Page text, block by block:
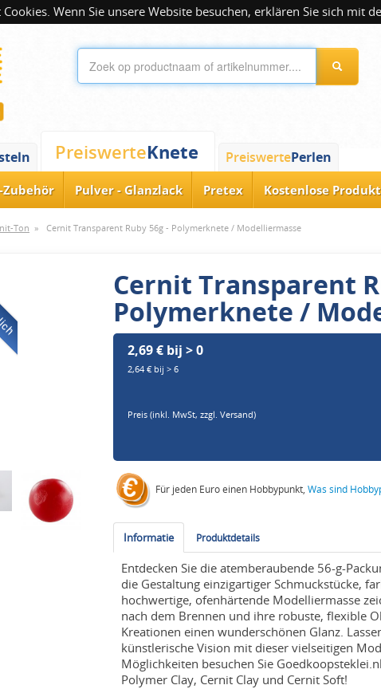
Wenn Sie unsere Website besuchen, erklären Sie sich mit
PreiswerteKnete PreiswertePerlen
Zubehör Pulver - Glanzlack Pretex Kostenlose
Ton » Cernit Transparent Ruby 56g - Polymerknete / Modelliermasse
Cernit Transparent
Polymerknete /
2,69 € bij > 0
2,64 € bij > 6
Preis (inkl. MwSt,zzgl. Versand)
Für jeden Euro einen Hobbypunkt,Was sind
Informatie Produktdetails
Entdecken Sie die atemberaubende 56-g-
die Gestaltung einzigartiger Schmuckstücke,
hochwertige, ofenhärtende Modelliermasse
nach dem Brennen und ihre robuste, flexible
Kreationen einen wunderschönen Glanz.
künstlerische Vision mit dieser vielseitigen
Möglichkeiten besuchen Sie
Polymer Clay, Cernit Clay und Cernit Soft!